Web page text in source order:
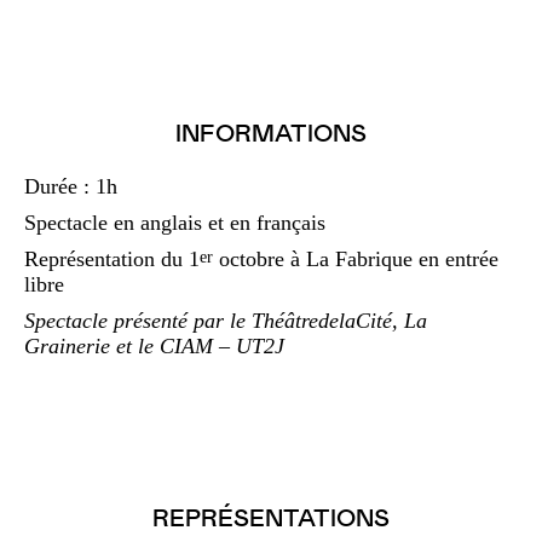
INFORMATIONS
Durée : 1h
Spectacle en anglais et en français
Représentation du 1 er octobre à La Fabrique en entrée
libre
Spectacle présenté par le ThéâtredelaCité, La
Grainerie et le CIAM – UT2J
REPRÉSENTATIONS